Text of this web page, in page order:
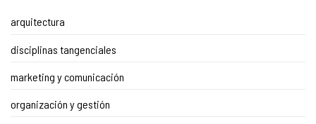
arquitectura
disciplinas tangenciales
marketing y comunicación
organización y gestión